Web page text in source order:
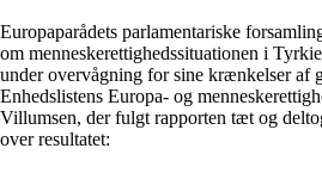
Europaparådets parlamentariske
om menneskerettighedssituationen i
under overvågning for sine krænkelser af
Enhedslistens Europa- og
Villumsen, der fulgt rapporten tæt og
over resultatet: